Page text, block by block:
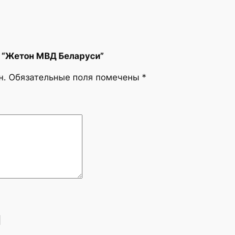
“Жетон МВД Беларуси”
Обязательные поля помечены *